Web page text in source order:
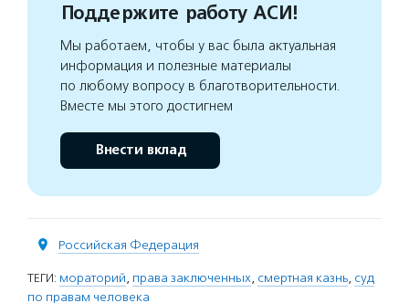
Поддержите работу АСИ!
Мы работаем, чтобы у вас была актуальная
информация и полезные материалы
по любому вопросу в благотворительности.
Вместе мы этого достигнем
Внести вклад
Российская Федерация
ТЕГИ: мораторий, права заключенных, смертная казнь, суд
по правам человека